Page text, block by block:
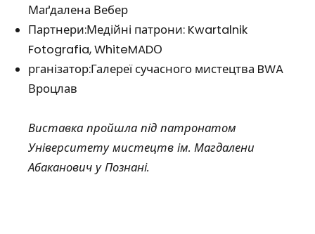
Маґдалена Вебер
Партнери:Медійні патрони: Kwartalnik
Fotografia, WhiteMADО
рганізатор:Галереї сучасного мистецтва BWA
Вроцлав
Виставка пройшла під патронатом
Університету мистецтв ім. Магдалени
Абаканович у Познані.